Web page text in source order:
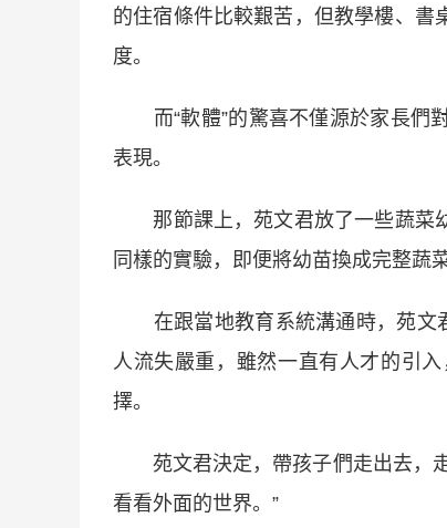
的住宿條件比較艱苦，但教學樓、
度。
而“軟體”的驚喜不僅源於家長們
表現。
那節課上，苑文君放了一些蔬菜幼
同樣的實驗，即便將幼苗換成完整蔬
在跟當地教育系統溝通時，苑文君
人流失嚴重，雖然一直有人才的引
擇。
苑文君決定，帶孩子們走出去，走
看看外面的世界。”